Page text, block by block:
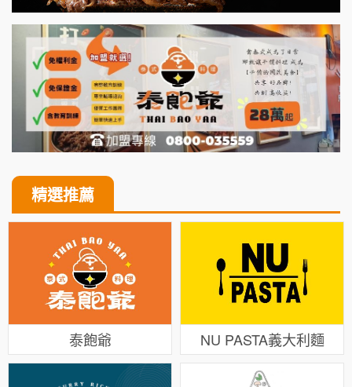
精選推薦
泰飽爺 NU PASTA義大利麵